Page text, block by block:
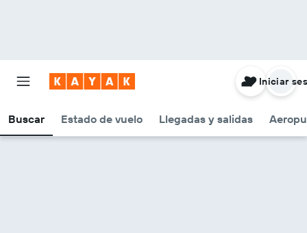
Buscar Estado de vuelo Llegadas y salidas
Iniciar